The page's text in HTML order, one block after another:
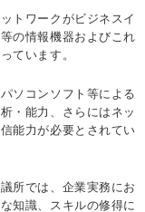
トワークがビジネスイ
の情報機器およびこれ
ています。
ソコンソフト等による
・能力、さらにはネッ
能力が必要とされてい
所では、企業実務にお
知識、スキルの修得に